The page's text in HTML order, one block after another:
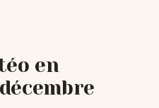
en